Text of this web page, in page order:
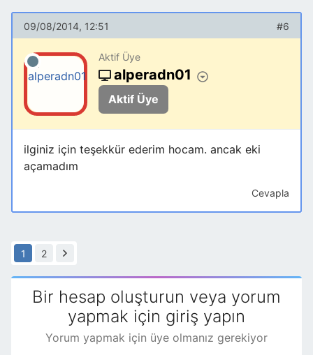
09/08/2014, 12:51 #6
Aktif Üye
alperadn01
Aktif Üye
ilginiz için teşekkür ederim hocam. ancak eki
açamadım
Cevapla
1 2
Bir hesap oluşturun veya yorum
yapmak için giriş yapın
Yorum yapmak için üye olmanız gerekiyor